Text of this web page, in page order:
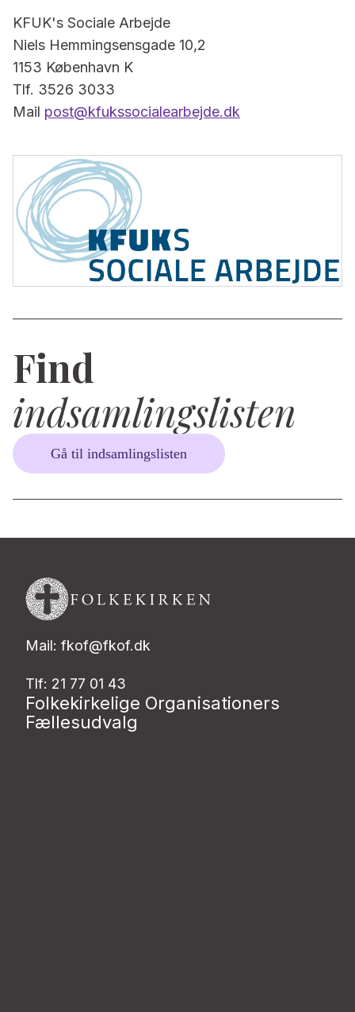
KFUK's Sociale Arbejde
Niels Hemmingsensgade 10,2
1153 København K
Tlf. 3526 3033
Mail post@kfukssocialearbejde.dk
Find
indsamlingslisten
Gå til indsamlingslisten
Mail: fkof@fkof.dk
Tlf: 21 77 01 43
Folkekirkelige Organisationers
Fællesudvalg